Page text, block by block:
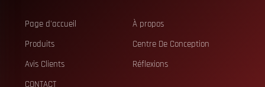
Page d'accueil
À propos
Produits
Centre De Conception
Avis Clients
Réflexions
CONTACT